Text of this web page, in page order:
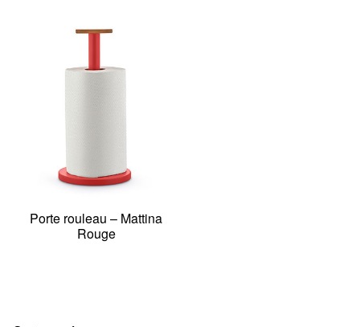
Porte rouleau – Mattina
Rouge